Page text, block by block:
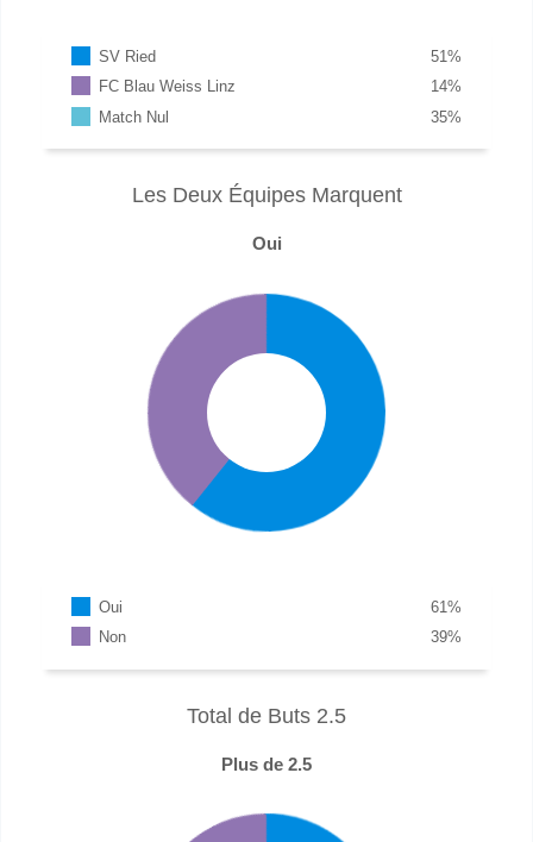
SV Ried %
51
FC Blau Weiss Linz
%
14
Match Nul
%
35
Les Deux Équipes Marquent
Oui
Oui %
61
Non
%
39
Total de Buts 2.5
Plus de 2.5